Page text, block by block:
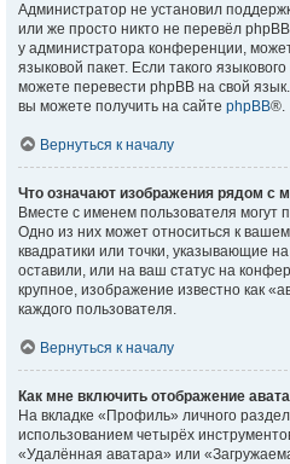
Администратор не установил
или же просто никто не перевёл
у администратора конференции,
языковой пакет. Если такого
можете перевести phpBB на свой
вы можете получить на сайте phpBB®.
Вернуться к началу
Что означают изображения рядом с
Вместе с именем пользователя могут
Одно из них может относиться к
квадратики или точки, указывающие
оставили, или на ваш статус на
крупное, изображение известно как
каждого пользователя.
Вернуться к началу
Как мне включить отображение
На вкладке «Профиль» личного
использованием четырёх
«Удалённая аватара» или